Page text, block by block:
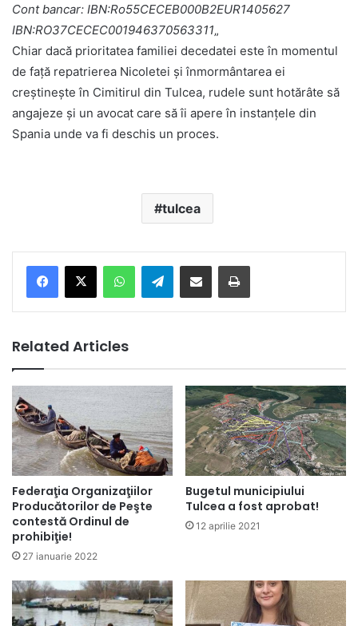
Cont bancar: IBN:Ro55CECEB000B2EUR1405627
IBN:RO37CECEC001946370563311„
Chiar dacă prioritatea familiei decedatei este în momentul
de faţă repatrierea Nicoletei şi înmormântarea ei
creştineşte în Cimitirul din Tulcea, rudele sunt hotărâte să
angajeze şi un avocat care să îi apere în instanţele din
Spania unde va fi deschis un proces.
tulcea
Telegram
Related Articles
Federaţia Organizaţiilor
Producătorilor de Peşte
contestă Ordinul de
prohibiţie!
27 ianuarie 2022
Bugetul municipiului
Tulcea a fost aprobat!
12 aprilie 2021